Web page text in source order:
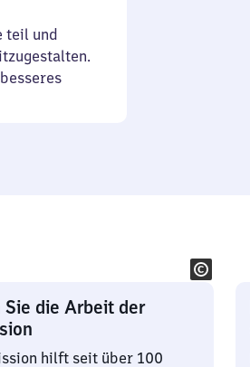
teil und
die Arbeit der
hilft seit über 100